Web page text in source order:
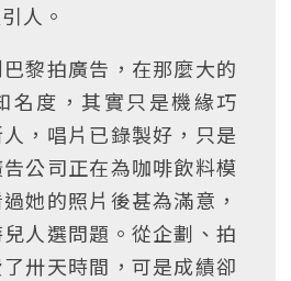
人。
黎拍廣告，在那麼大的
名度，其實只是機緣巧
，唱片已錄製好，只是
公司正在為咖啡飲料模
她的照片後甚為滿意，
人選問題。從企劃、拍
卅天時間，可是成績卻